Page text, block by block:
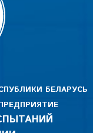
БЕЛАРУСЬ